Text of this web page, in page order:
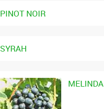
PINOT NOIR
SYRAH
MELINDA